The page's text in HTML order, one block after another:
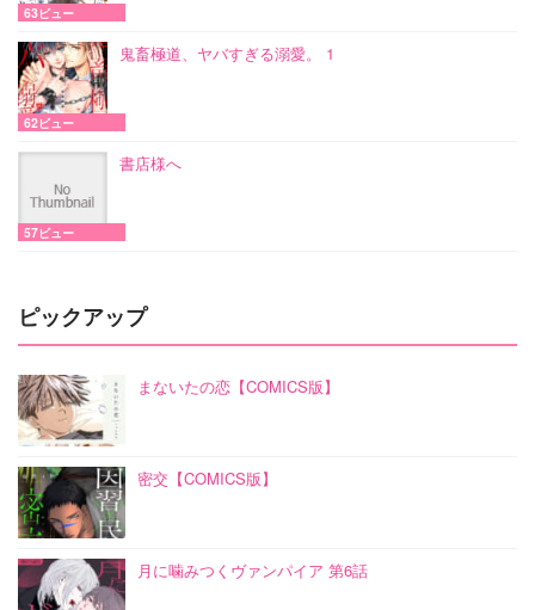
63ビュー
鬼畜極道、ヤバすぎる溺愛。 1
62ビュー
書店様へ
57ビュー
ピックアップ
まないたの恋【COMICS版】
密交【COMICS版】
月に噛みつくヴァンパイア 第6話